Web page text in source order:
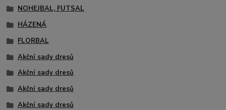
NOHEJBAL, FUTSAL
HÁZENÁ
FLORBAL
Akční sady dresů
Akční sady dresů
Akční sady dresů
Akční sady dresů